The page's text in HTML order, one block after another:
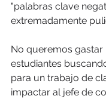
"palabras clave
extremadamente
No queremos
estudiantes
para un trabajo de
impactar al jefe de